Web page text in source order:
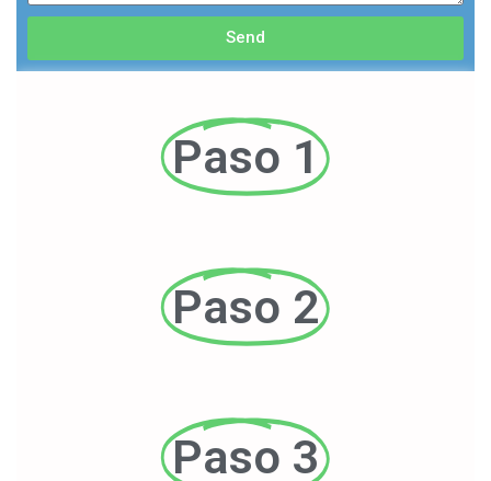
Send
Paso 1
Paso 2
Paso 3